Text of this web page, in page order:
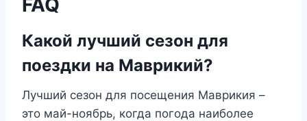
FAQ
Какой лучший сезон для
поездки на Маврикий?
Лучший сезон для посещения Маврикия –
это май-ноябрь, когда погода наиболее